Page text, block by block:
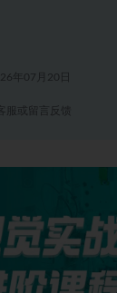
年07月20日
服或留言反馈